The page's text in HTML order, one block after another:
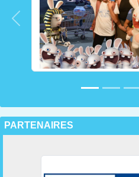
Précedent
PARTENAIRES